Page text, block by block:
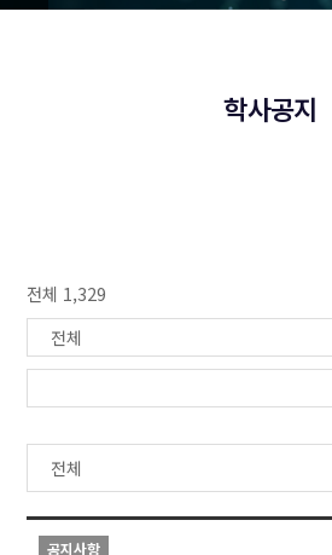
학사공지
전체 1,329
공지사항